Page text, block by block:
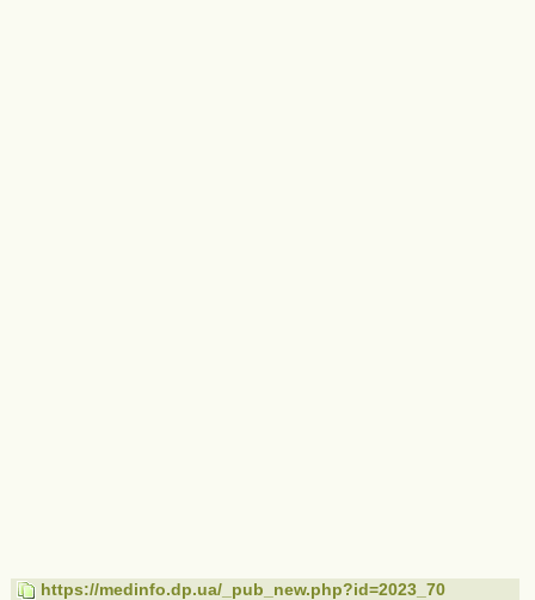
https://medinfo.dp.ua/_pub_new.php?id=2023_70